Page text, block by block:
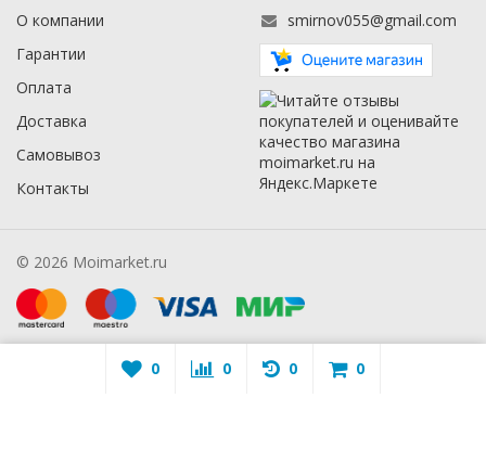
О компании
Гарантии
Оплата
Доставка
Самовывоз
Контакты
smirnov055@gmail.com
© 2026 Moimarket.ru
0 0 0 0